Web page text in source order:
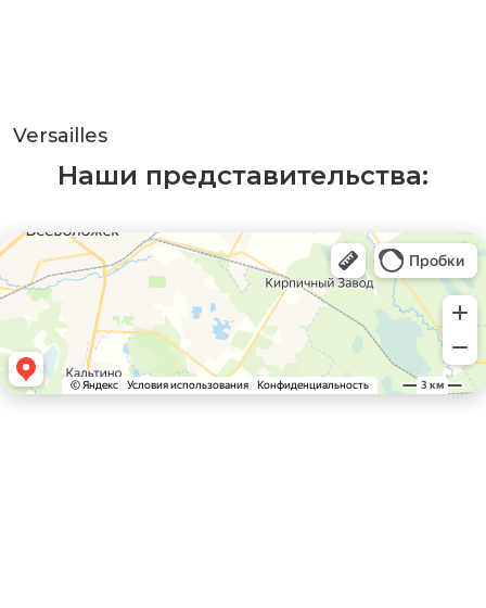
Versailles
Наши представительства: